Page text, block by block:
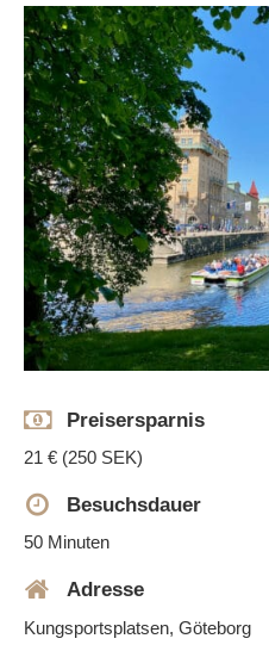
Preisersparnis
21 € (250 SEK)
Besuchsdauer
50 Minuten
Adresse
Kungsportsplatsen, Göteborg